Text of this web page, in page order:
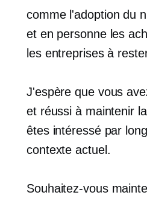
comme l'adoption du
et en personneles
les entreprises à
J'espère que vous
et réussi à maintenir
êtes intéressé par
contexte actuel.
Souhaitez-vous